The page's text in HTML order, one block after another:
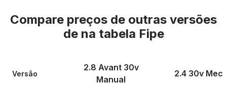
Compare preços de outras versões
de na tabela Fipe
Versão
2.8 Avant 30v
Manual
2.4 30v Mec